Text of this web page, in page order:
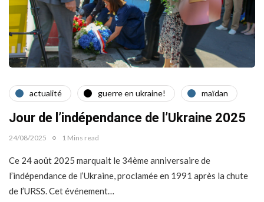
actualité guerre en ukraine! maїdan
Jour de l’indépendance de l’Ukraine 2025
24/08/2025 1 Mins read
Ce 24 août 2025 marquait le 34ème anniversaire de
l’indépendance de l’Ukraine, proclamée en 1991 après la chute
de l’URSS. Cet événement…